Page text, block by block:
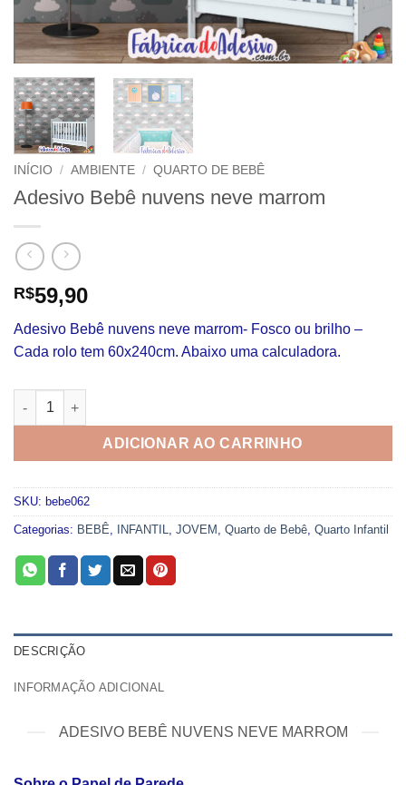
INÍCIO / AMBIENTE / QUARTO DE BEBÊ
Adesivo Bebê nuvens neve marrom
R$59,90
Adesivo Bebê nuvens neve marrom- Fosco ou brilho –
Cada rolo tem 60x240cm. Abaixo uma calculadora.
Adesivo Bebê nuvens neve marrom quantidade
ADICIONAR AO CARRINHO
SKU: bebe062
Categorias: BEBÊ, INFANTIL, JOVEM , Quarto de Bebê, Quarto Infantil
DESCRIÇÃO
INFORMAÇÃO ADICIONAL
ADESIVO BEBÊ NUVENS NEVE MARROM